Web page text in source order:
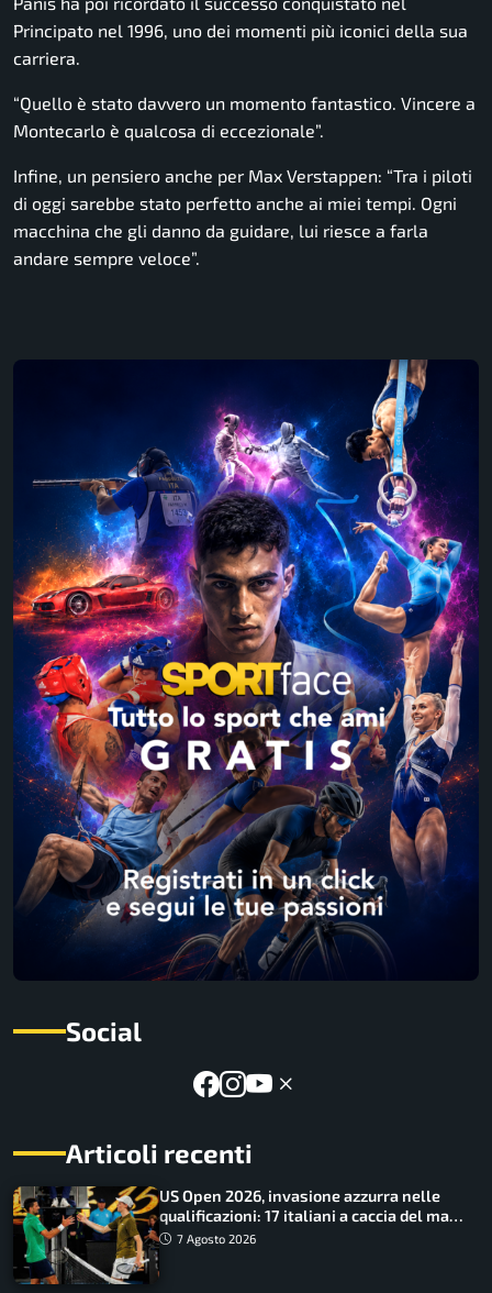
Principato nel 1996, uno dei momenti più iconici della sua
carriera.
“Quello è stato davvero un momento fantastico. Vincere a
Montecarlo è qualcosa di eccezionale”.
Infine, un pensiero anche per Max Verstappen: “Tra i piloti
di oggi sarebbe stato perfetto anche ai miei tempi. Ogni
macchina che gli danno da guidare, lui riesce a farla
andare sempre veloce”.
Social
Articoli recenti
US Open 2026, invasione azzurra nelle
qualificazioni: 17 italiani a caccia del main
draw7 Agosto 2026